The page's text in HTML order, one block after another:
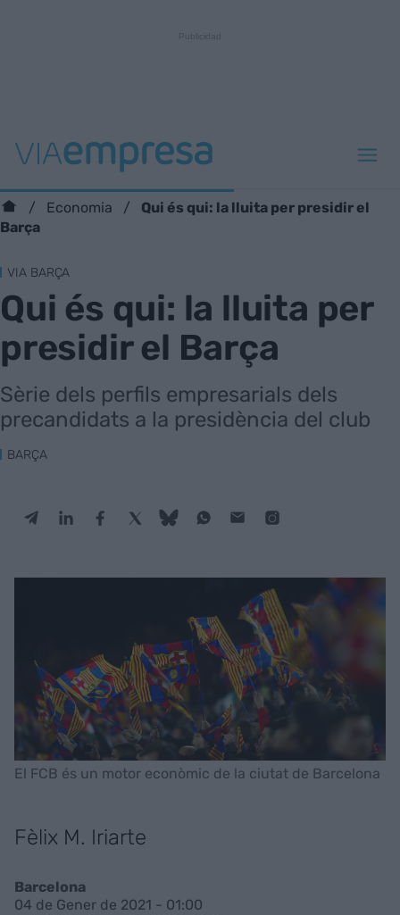
Economia
Qui és qui: la lluita per presidir el
Barça
VIA BARÇA
Qui és qui: la lluita per
presidir el Barça
Sèrie dels perfils empresarials dels
precandidats a la presidència del club
BARÇA
El FCB és un motor econòmic de la ciutat de Barcelona
Fèlix M. Iriarte
Barcelona
04 de Gener de 2021 - 01:00